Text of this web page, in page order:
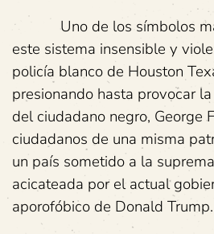
Uno de los símbolos
este sistema insensible y
policía blanco de Houston
presionando hasta provocar
del ciudadano negro, George
ciudadanos de una misma
un país sometido a la
acicateada por el actual
aporofóbico de Donald Trump.